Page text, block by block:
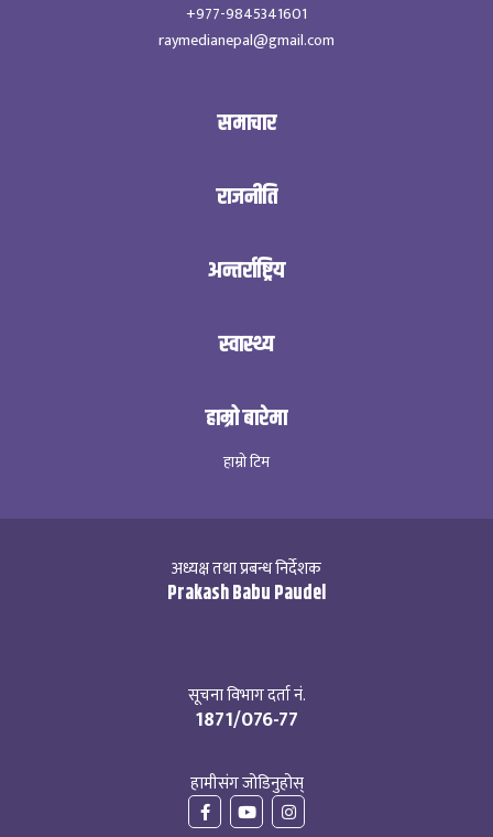
+977-9845341601
raymedianepal@gmail.com
समाचार
राजनीति
अन्तर्राष्ट्रिय
स्वास्थ्य
हाम्रो बारेमा
हाम्रो टिम
अध्यक्ष तथा प्रबन्ध निर्देशक
Prakash Babu Paudel
सूचना विभाग दर्ता नं.
1871/076-77
हामीसंग जोडिनुहोस्